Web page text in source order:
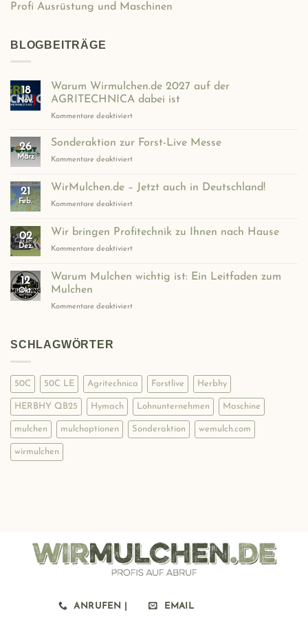
Profi Ausrüstung und Maschinen
BLOGBEITRÄGE
18
Nov.
Warum Wirmulchen.de 2027 auf der
AGRITECHNICA dabei ist
Kommentare deaktiviertfür
Wirmulchen.de
AGRITECHNICA
26
März
Sonderaktion zur Forst-Live Messe
Kommentare deaktiviertfür
zur
Forst-
21
Feb.
WirMulchen.de – Jetzt auch in Deutschland!
Kommentare deaktiviertfür
–
Deutschland!
02
Dez.
Wir bringen Profitechnik zu Ihnen nach Hause
Kommentare deaktiviertfür
bringen
Profitechnik
Ihnen
12
Okt.
Warum Mulchen wichtig ist: Ein Leitfaden zum
Mulchen
Kommentare deaktiviertfür
Leitfaden
zum
Mulchen
SCHLAGWÖRTER
50C 50C LE Agritechnica Forstlive Herbhy
HERBHY QB25 Hymach Lohnunternehmen Maschine
mulchen mulchoptionen Sonderaktion wemulch.com
wirmulchen
ANRUFEN | EMAIL